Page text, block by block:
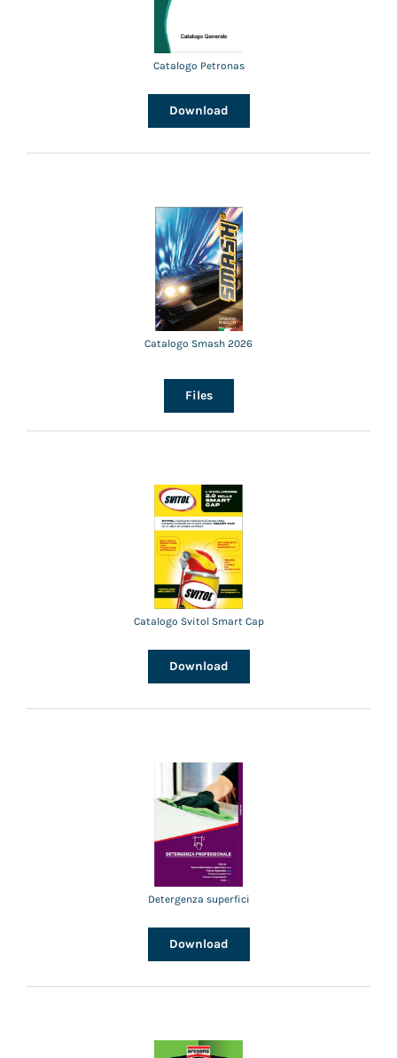
Catalogo Petronas
Download
Catalogo Smash 2026
Files
Catalogo Svitol Smart Cap
Download
Detergenza superfici
Download